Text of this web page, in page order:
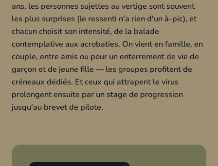
ans, les personnes sujettes au vertige sont souvent
les plus surprises (le ressenti n'a rien d'un à-pic), et
chacun choisit son intensité, de la balade
contemplative aux acrobaties. On vient en famille, en
couple, entre amis ou pour un enterrement de vie de
garçon et de jeune fille — les groupes profitent de
créneaux dédiés. Et ceux qui attrapent le virus
prolongent ensuite par un stage de progression
jusqu'au brevet de pilote.